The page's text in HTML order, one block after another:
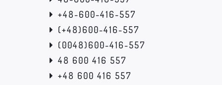
+48-600-416-557
(+48)600-416-557
(0048)600-416-557
48 600 416 557
+48 600 416 557